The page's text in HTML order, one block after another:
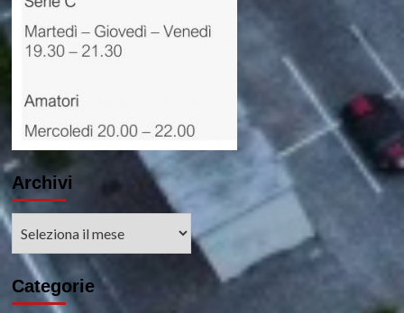
Archivi
Archivi
Categorie